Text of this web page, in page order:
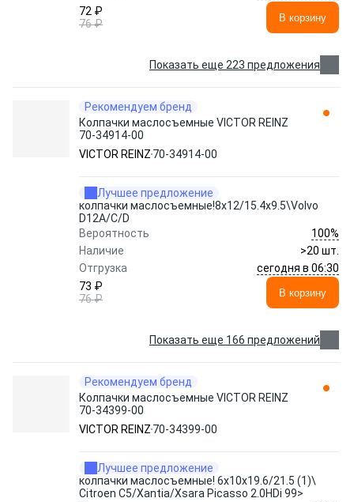
72 ₽
76 ₽
В корзину
Показать еще 223 предложения
Рекомендуем бренд
Колпачки маслосъемные VICTOR REINZ
70-34914-00
VICTOR REINZ 70-34914-00
Лучшее предложение
колпачки маслосъемные!8x12/15.4x9.5\Volvo
D12A/C/D
Вероятность
100%
Наличие
>20 шт.
Отгрузка
сегодня в 06:30
73 ₽
76 ₽
В корзину
Показать еще 166 предложений
Рекомендуем бренд
Колпачки маслосъемные VICTOR REINZ
70-34399-00
VICTOR REINZ 70-34399-00
Лучшее предложение
колпачки маслосъемные! 6x10x19.6/21.5 (1)\
Citroen C5/Xantia/Xsara Picasso 2.0HDi 99>